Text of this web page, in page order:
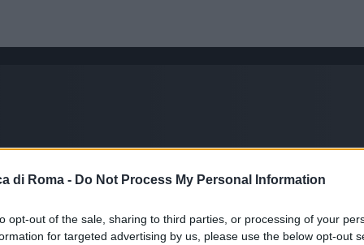
di Roma - Do Not Process My Personal Information
opt-out of the sale, sharing to third parties, or processing of your
for targeted advertising by us, please use the below opt-out